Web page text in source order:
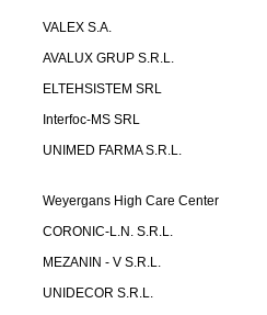
VALEX S.A.
AVALUX GRUP S.R.L.
ELTEHSISTEM SRL
Interfoc-MS SRL
UNIMED FARMA S.R.L.
Weyergans High Care Center
CORONIC-L.N. S.R.L.
MEZANIN - V S.R.L.
UNIDECOR S.R.L.